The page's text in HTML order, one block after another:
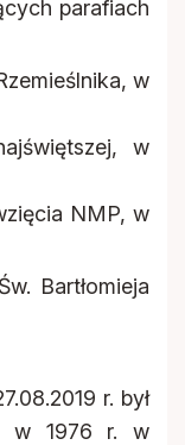
parafiach
w
w
NMP, w
Bartłomieja
r. był
w 1976 r. w